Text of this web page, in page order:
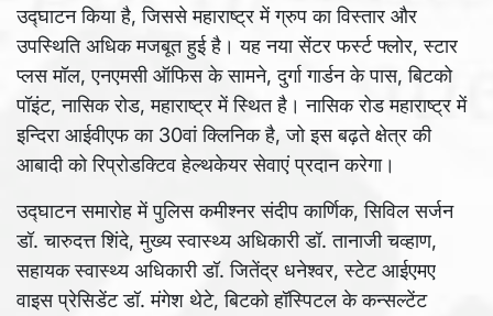
उद्घाटन किया है, जिससे महाराष्ट्र में ग्रुप का विस्तार और
उपस्थिति अधिक मजबूत हुई है। यह नया सेंटर फर्स्ट फ्लोर, स्टार
प्लस मॉल, एनएमसी ऑफिस के सामने, दुर्गा गार्डन के पास, बिटको
पॉइंट, नासिक रोड, महाराष्ट्र में स्थित है। नासिक रोड महाराष्ट्र में
इन्दिरा आईवीएफ का 30वां क्लिनिक है, जो इस बढ़ते क्षेत्र की
आबादी को रिप्रोडक्टिव हेल्थकेयर सेवाएं प्रदान करेगा।
उद्घाटन समारोह में पुलिस कमीश्नर संदीप कार्णिक, सिविल सर्जन
डॉ. चारुदत्त शिंदे, मुख्य स्वास्थ्य अधिकारी डॉ. तानाजी चव्हाण,
सहायक स्वास्थ्य अधिकारी डॉ. जितेंद्र धनेश्वर, स्टेट आईएमए
वाइस प्रेसिडेंट डॉ. मंगेश थेटे, बिटको हॉस्पिटल के कन्सल्टेंट